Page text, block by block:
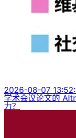
2026-08-07
学术会议论文的
力？